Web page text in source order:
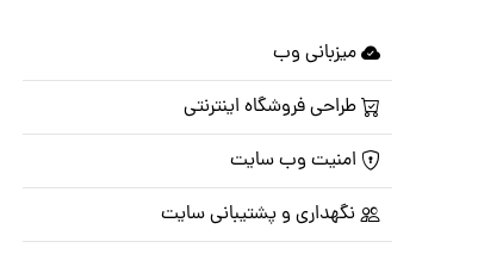
میزبانی وب
طراحی فروشگاه اینترنتی
امنیت وب سایت
نگهداری و پشتیبانی سایت